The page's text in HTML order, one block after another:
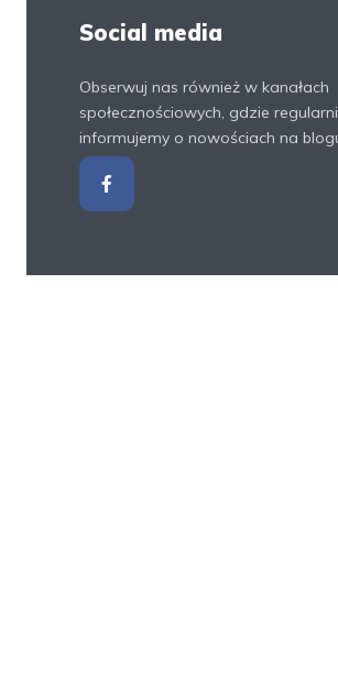
Social media
Obserwuj nas również w kanałach
społecznościowych, gdzie
informujemy o nowościach na